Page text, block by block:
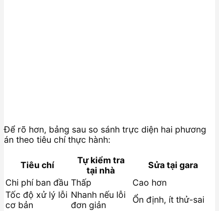
Để rõ hơn, bảng sau so sánh trực diện hai phương
án theo tiêu chí thực hành:
Tiêu chí
Tự kiểm tra
tại nhà
Sửa tại gara
Chi phí ban đầu Thấp
Cao hơn
Tốc độ xử lý lỗi
cơ bản
Nhanh nếu lỗi
đơn giản
Ổn định, ít thử-sai